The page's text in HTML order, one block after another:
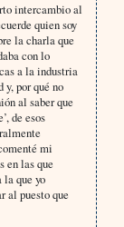
intercambio al
quien soy
la charla que
con lo
a la industria
por qué no
al saber que
de esos
mi
en las que
que yo
al puesto que